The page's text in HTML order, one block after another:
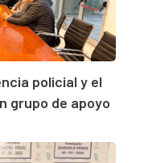
policial y el
grupo de apoyo